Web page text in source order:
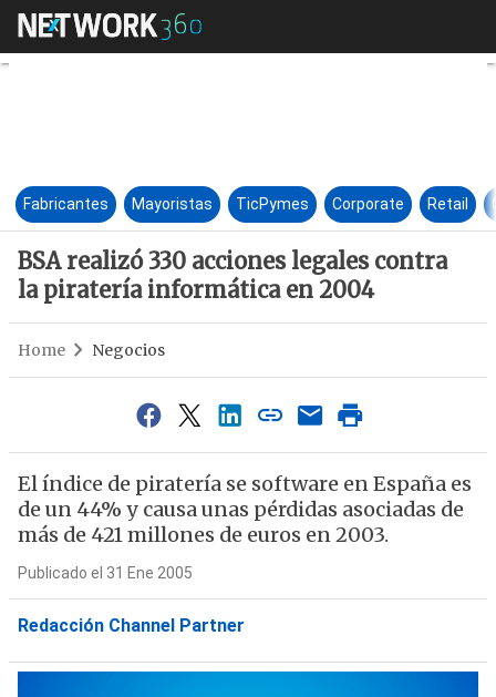
BSA realizó 330 acciones
Fabricantes Mayoristas TicPymes Corporate Retail
BSA realizó 330 acciones legales contra
la piratería informática en 2004
Home Negocios
El índice de piratería se software en España es
de un 44% y causa unas pérdidas asociadas de
más de 421 millones de euros en 2003.
Publicado el 31 Ene 2005
Redacción Channel Partner